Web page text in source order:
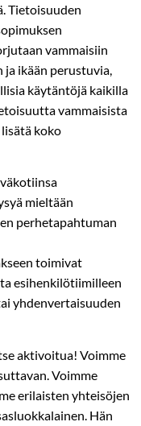
Tietoisuuden
vammaisiin
ikään perustuvia,
käytäntöjä kaikilla
vammaisista
koko
mieltään
perhetapahtuman
toimivat
esihenkilötiimilleen
yhdenvertaisuuden
aktivoitua! Voimme
Voimme
erilaisten yhteisöjen
Hän